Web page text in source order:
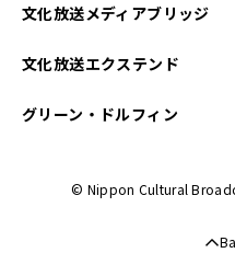
文化放送メディアブリッジ
文化放送エクステンド
グリーン・ドルフィン
© Nippon Cultural